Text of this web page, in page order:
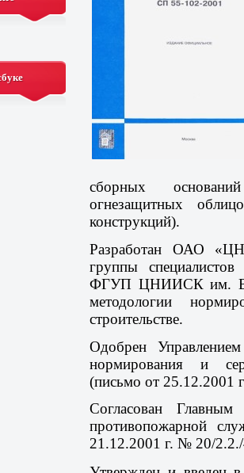
сборных
огнезащитных
конструкций).
Разработан ОАО
группы
ФГУП ЦНИИСК им.
методологии
строительстве.
Одобрен Управлением
нормирования и
(письмо от 25.12.2001
Согласован Главным
противопожарной
21.12.2001 г. № 20/